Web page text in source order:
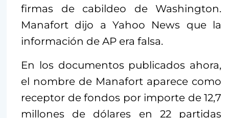
firmas de cabildeo de Washington.
Manafort dijo a Yahoo News que la
información de AP era falsa.
En los documentos publicados ahora,
el nombre de Manafort aparece como
receptor de fondos por importe de 12,7
millones de dólares en 22 partidas